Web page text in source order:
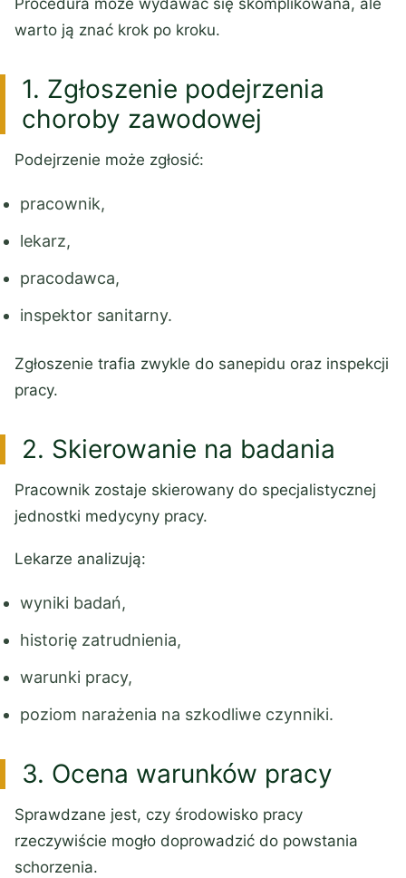
Procedura może wydawać się skomplikowana, ale
warto ją znać krok po kroku.
1. Zgłoszenie podejrzenia
choroby zawodowej
Podejrzenie może zgłosić:
pracownik,
lekarz,
pracodawca,
inspektor sanitarny.
Zgłoszenie trafia zwykle do sanepidu oraz inspekcji
pracy.
2. Skierowanie na badania
Pracownik zostaje skierowany do specjalistycznej
jednostki medycyny pracy.
Lekarze analizują:
wyniki badań,
historię zatrudnienia,
warunki pracy,
poziom narażenia na szkodliwe czynniki.
3. Ocena warunków pracy
Sprawdzane jest, czy środowisko pracy
rzeczywiście mogło doprowadzić do powstania
schorzenia.